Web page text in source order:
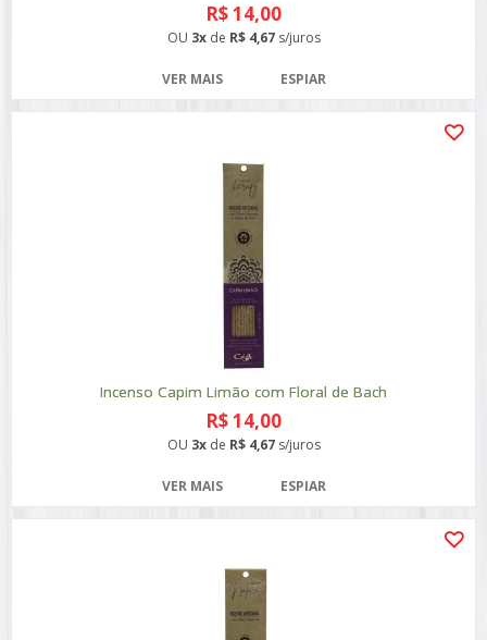
R$ 14,00
OU 3xde R$ 4,67s/juros
VER MAIS ESPIAR
Incenso Capim Limão com Floral de Bach
R$ 14,00
OU 3xde R$ 4,67s/juros
VER MAIS ESPIAR